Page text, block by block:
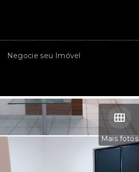
Negocie seu Imóvel
Mais fotos